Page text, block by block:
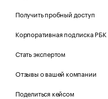
Получить пробный доступ
Корпоративная подписка РБК
Стать экспертом
Отзывы о вашей компании
Поделиться кейсом